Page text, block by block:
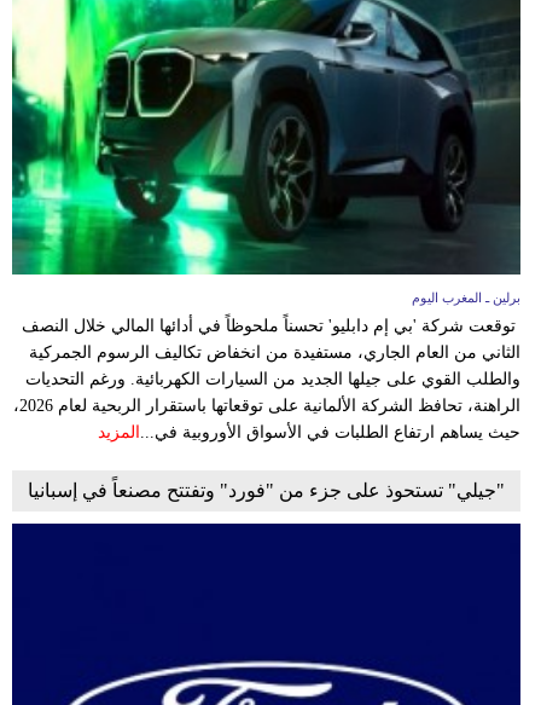
برلين ـ المغرب اليوم
توقعت شركة 'بي إم دابليو' تحسناً ملحوظاً في أدائها المالي خلال النصف
الثاني من العام الجاري، مستفيدة من انخفاض تكاليف الرسوم الجمركية
والطلب القوي على جيلها الجديد من السيارات الكهربائية. ورغم التحديات
الراهنة، تحافظ الشركة الألمانية على توقعاتها باستقرار الربحية لعام 2026،
حيث يساهم ارتفاع الطلبات في الأسواق الأوروبية في... المزيد
"جيلي" تستحوذ على جزء من "فورد" وتفتتح مصنعاً في إسبانيا